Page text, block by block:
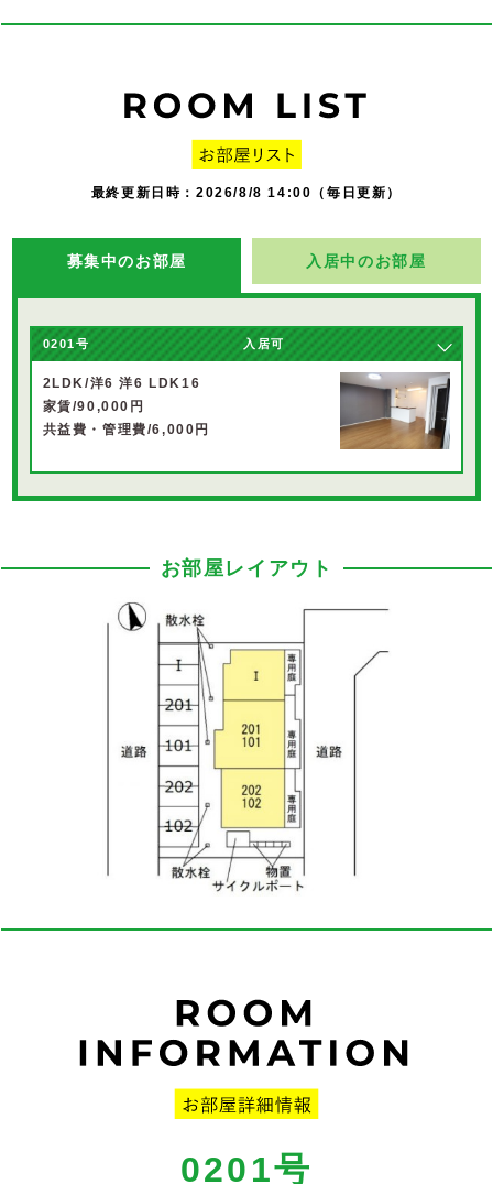
最終更新日時：2026/8/8 14:00（毎日更新）
募集中のお部屋 入居中のお部屋
0201号 入居可
2LDK/洋6 洋6 LDK16
家賃/90,000円
共益費・管理費/6,000円
お部屋レイアウト
0201号